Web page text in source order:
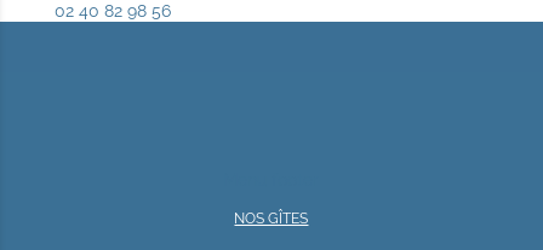
02 40 82 98 56
NOS GÎTES